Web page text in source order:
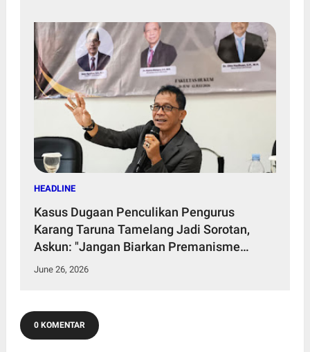
HEADLINE
Kasus Dugaan Penculikan Pengurus
Karang Taruna Tamelang Jadi Sorotan,
Askun: "Jangan Biarkan Premanisme
Mengalahkan Hukum"
June 26, 2026
0 KOMENTAR